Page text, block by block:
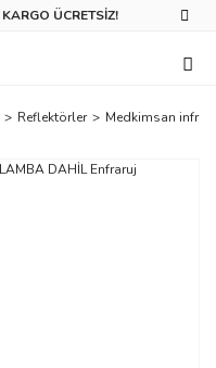
KARGO ÜCRETSİZ!
Reflektörler Medkimsan